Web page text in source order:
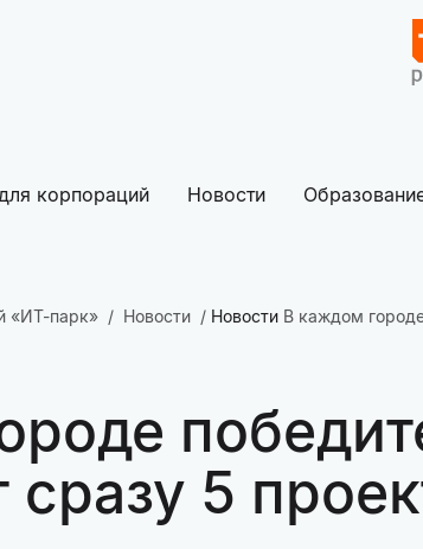
корпораций Новости
«ИТ-парк» Новости Новости В каждом
сразу 5